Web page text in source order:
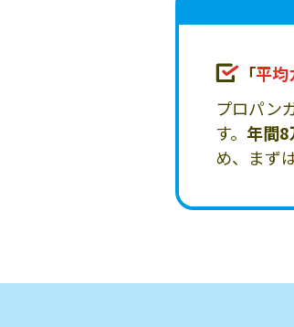
「平均
プロパン
す。 年間
め、まず